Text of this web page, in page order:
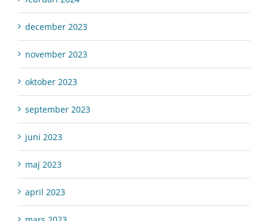
december 2023
november 2023
oktober 2023
september 2023
juni 2023
maj 2023
april 2023